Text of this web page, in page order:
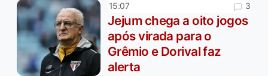
15:07 3
Jejum chega a oito jogos
após virada para o
Grêmio e Dorival faz
alerta